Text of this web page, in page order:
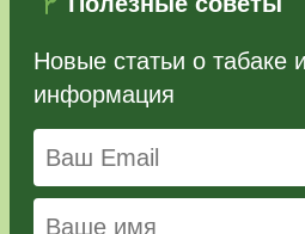
Новые статьи о табаке
информация